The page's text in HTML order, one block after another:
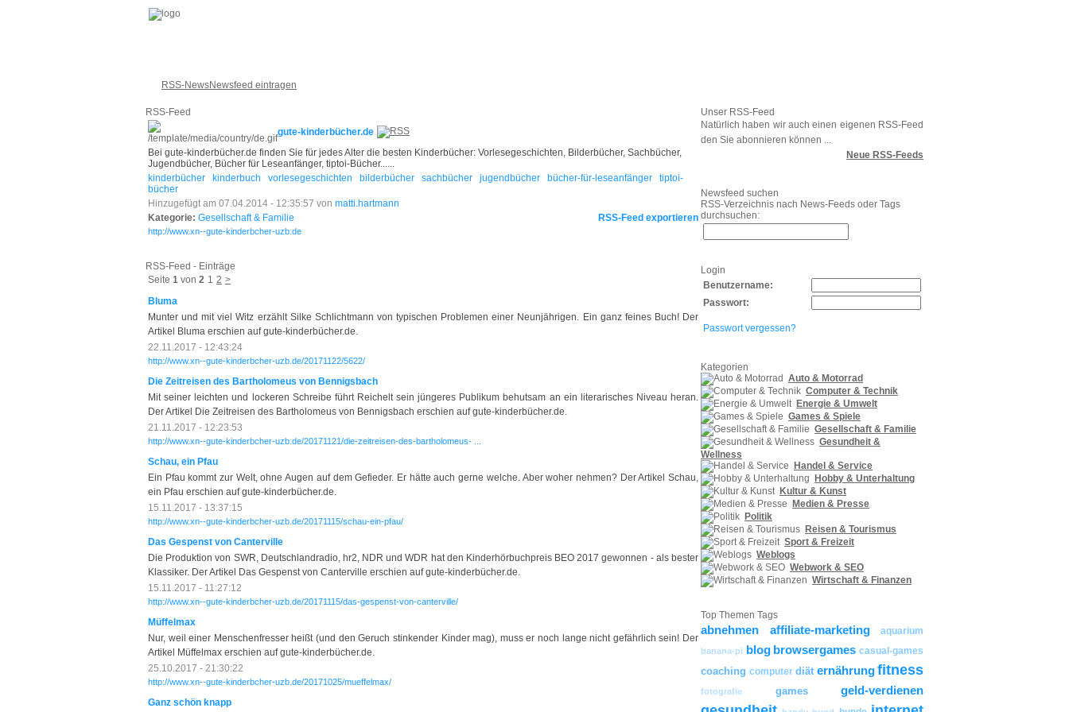
RSS-NewsNewsfeed eintragen
RSS-Feed
gute-kinderbücher.de
Bei gute-kinderbücher.de finden Sie für jedes Alter die besten Kinderbücher: Vorlesegeschichten, Bilderbücher, Sachbücher,
Jugendbücher, Bücher für Leseanfänger, tiptoi-Bücher......
kinderbücher
kinderbuch vorlesegeschichten bilderbücher sachbücher jugendbücher bücher-für-leseanfänger
tiptoi-
bücher
Hinzugefügt am 07.04.2014 - 12:35:57 von matti.hartmann
Kategorie: Gesellschaft & Familie RSS-Feed exportieren
http://www.xn--gute-kinderbcher-uzb.de
RSS-Feed - Einträge
Seite 1 von 2 1 2 >
Bluma
Munter und mit viel Witz erzählt Silke Schlichtmann von typischen Problemen einer Neunjährigen. Ein ganz feines Buch! Der
Artikel Bluma erschien auf gute-kinderbücher.de.
22.11.2017 - 12:43:24
http://www.xn--gute-kinderbcher-uzb.de/20171122/5622/
Die Zeitreisen des Bartholomeus von Bennigsbach
Mit seiner leichten und lockeren Schreibe führt Reichelt sein jüngeres Publikum behutsam an ein literarisches Niveau heran.
Der Artikel Die Zeitreisen des Bartholomeus von Bennigsbach erschien auf gute-kinderbücher.de.
21.11.2017 - 12:23:53
http://www.xn--gute-kinderbcher-uzb.de/20171121/die-zeitreisen-des-bartholomeus- ...
Schau, ein Pfau
Ein Pfau kommt zur Welt, ohne Augen auf dem Gefieder. Er hätte auch gerne welche. Aber woher nehmen? Der Artikel Schau,
ein Pfau erschien auf gute-kinderbücher.de.
15.11.2017 - 13:37:15
http://www.xn--gute-kinderbcher-uzb.de/20171115/schau-ein-pfau/
Das Gespenst von Canterville
Die Produktion von SWR, Deutschlandradio, hr2, NDR und WDR hat den Kinderhörbuchpreis BEO 2017 gewonnen - als bester
Klassiker. Der Artikel Das Gespenst von Canterville erschien auf gute-kinderbücher.de.
15.11.2017 - 11:27:12
http://www.xn--gute-kinderbcher-uzb.de/20171115/das-gespenst-von-canterville/
Müffelmax
Nur, weil einer Menschenfresser heißt (und den Geruch stinkender Kinder mag), muss er noch lange nicht gefährlich sein! Der
Artikel Müffelmax erschien auf gute-kinderbücher.de.
25.10.2017 - 21:30:22
http://www.xn--gute-kinderbcher-uzb.de/20171025/mueffelmax/
Ganz schön knapp
Unser RSS-Feed
Natürlich haben wir auch einen eigenen RSS-Feed
den Sie abonnieren können ...
Neue RSS-Feeds
Newsfeed suchen
RSS-Verzeichnis nach News-Feeds oder Tags
durchsuchen:
Login
Benutzername:
Passwort:
Passwort vergessen?
Kategorien
Auto & Motorrad
Computer & Technik
Energie & Umwelt
Games & Spiele
Gesellschaft & Familie
Gesundheit &
Wellness
Handel & Service
Hobby & Unterhaltung
Kultur & Kunst
Medien & Presse
Politik
Reisen & Tourismus
Sport & Freizeit
Weblogs
Webwork & SEO
Wirtschaft & Finanzen
Top Themen Tags
abnehmen affiliate-marketing aquarium
banana-pi blog browsergames casual-games
coaching computer diät ernährung fitness
fotografie games geld-verdienen